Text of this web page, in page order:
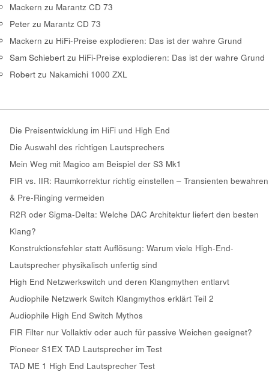
Mackern zu Marantz CD 73
Peter zu Marantz CD 73
Mackern zu HiFi-Preise explodieren: Das ist der wahre Grund
Sam Schiebert zu HiFi-Preise explodieren: Das ist der wahre Grund
Robert zu Nakamichi 1000 ZXL
Die Preisentwicklung im HiFi und High End
Die Auswahl des richtigen Lautsprechers
Mein Weg mit Magico am Beispiel der S3 Mk1
FIR vs. IIR: Raumkorrektur richtig einstellen – Transienten bewahren
& Pre-Ringing vermeiden
R2R oder Sigma-Delta: Welche DAC Architektur liefert den besten
Klang?
Konstruktionsfehler statt Auflösung: Warum viele High-End-
Lautsprecher physikalisch unfertig sind
High End Netzwerkswitch und deren Klangmythen entlarvt
Audiophile Netzwerk Switch Klangmythos erklärt Teil 2
Audiophile High End Switch Mythos
FIR Filter nur Vollaktiv oder auch für passive Weichen geeignet?
Pioneer S1EX TAD Lautsprecher im Test
TAD ME 1 High End Lautsprecher Test